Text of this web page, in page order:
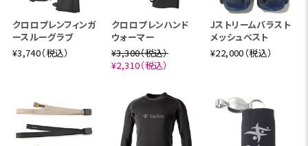
サイズ展開 S / M / L / XL / W
M S / M / L /
カラー展開 グレー／ブラウン グレー
クロロプレンフィンガ
ースルーグラブ
¥3,740（税込）
クロロプレンハンド
ウォーマー
¥3,300（税込）
¥2,310（税込）
Jストリームバラスト
メッシュベスト
¥22,000（税込）